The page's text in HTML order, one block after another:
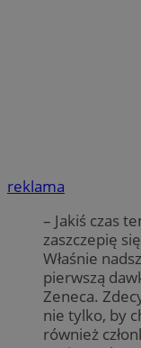
reklama
– Jakiś czas
zaszczepię
Właśnie
pierwszą
Zeneca.
nie tylko, by
również